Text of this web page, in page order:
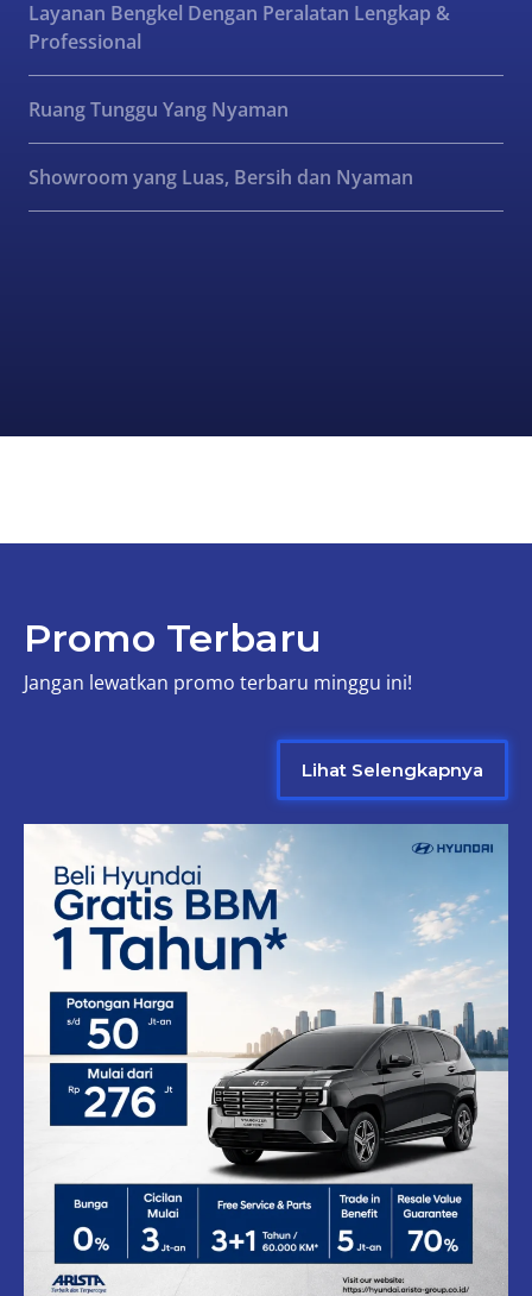
Layanan Bengkel Dengan Peralatan Lengkap &
Professional
Ruang Tunggu Yang Nyaman
Showroom yang Luas, Bersih dan Nyaman
Promo Terbaru
Jangan lewatkan promo terbaru minggu ini!
Lihat Selengkapnya